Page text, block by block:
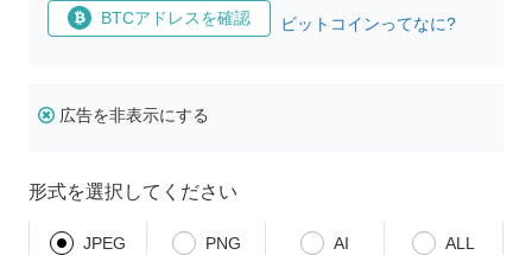
BTCアドレスを確認 ビットコインってなに?
広告を非表示にする
形式を選択してください
JPEG PNG AI ALL